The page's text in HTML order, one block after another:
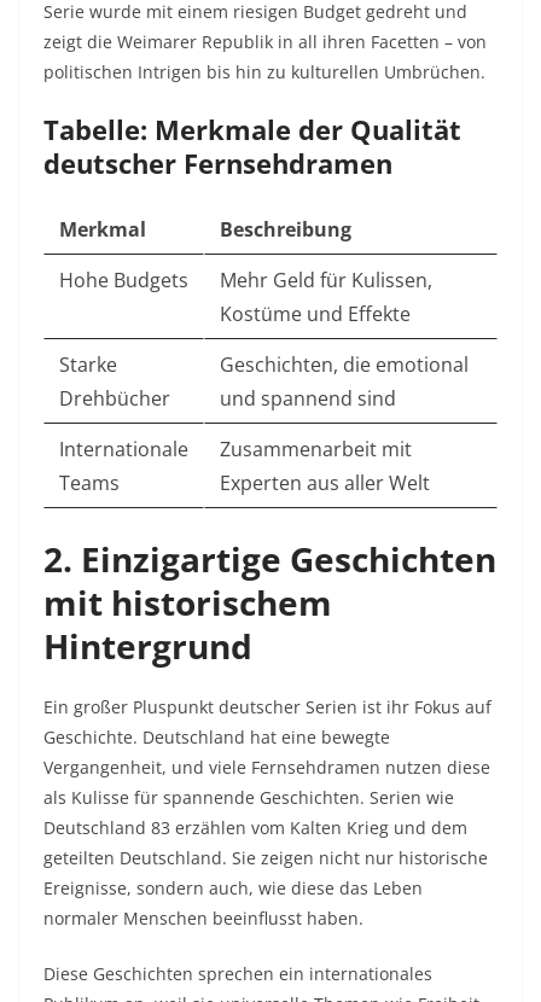
Serie wurde mit einem riesigen Budget gedreht und
zeigt die Weimarer Republik in all ihren Facetten – von
politischen Intrigen bis hin zu kulturellen Umbrüchen.
Tabelle: Merkmale der Qualität
deutscher Fernsehdramen
Merkmal
Beschreibung
Hohe Budgets
Mehr Geld für Kulissen,
Kostüme und Effekte
Starke
Drehbücher
Geschichten, die emotional
und spannend sind
Internationale
Teams
Zusammenarbeit mit
Experten aus aller Welt
2. Einzigartige Geschichten
mit historischem
Hintergrund
Ein großer Pluspunkt deutscher Serien ist ihr Fokus auf
Geschichte. Deutschland hat eine bewegte
Vergangenheit, und viele Fernsehdramen nutzen diese
als Kulisse für spannende Geschichten. Serien wie
Deutschland 83 erzählen vom Kalten Krieg und dem
geteilten Deutschland. Sie zeigen nicht nur historische
Ereignisse, sondern auch, wie diese das Leben
normaler Menschen beeinflusst haben.
Diese Geschichten sprechen ein internationales